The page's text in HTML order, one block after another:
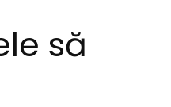
să